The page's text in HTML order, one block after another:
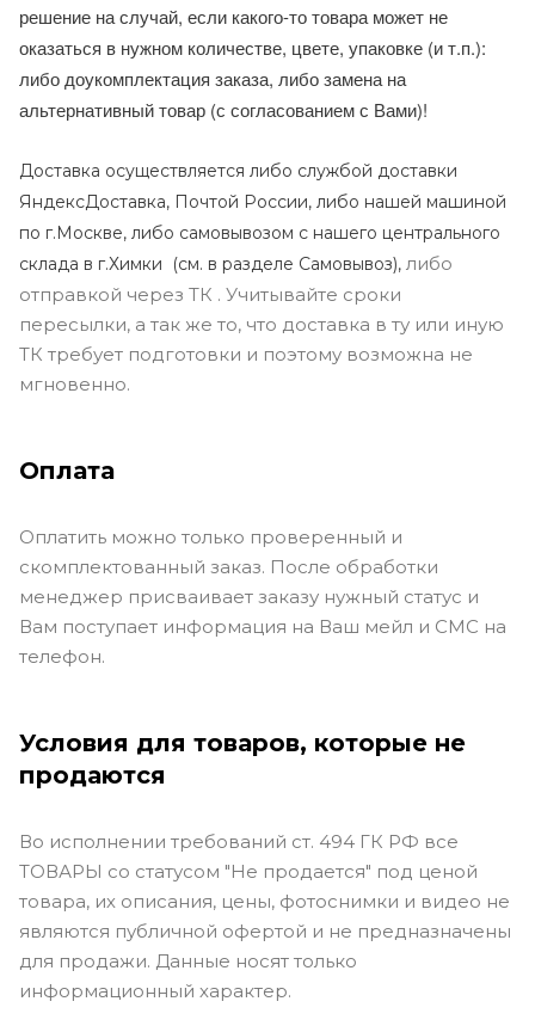
решение на случай, если какого-то товара может не
оказаться в нужном количестве, цвете, упаковке (и т.п.):
либо доукомплектация заказа, либо замена на
альтернативный товар (с согласованием с Вами)!
Доставка осуществляется либо службой доставки
ЯндексДоставка, Почтой России, либо нашей машиной
по г.Москве, либо самовывозом с нашего центрального
склада в г.Химки (см. в разделе Самовывоз), либо
отправкой через ТК . Учитывайте сроки
пересылки, а так же то, что доставка в ту или иную
ТК требует подготовки и поэтому возможна не
мгновенно.
Оплата
Оплатить можно только проверенный и
скомплектованный заказ. После обработки
менеджер присваивает заказу нужный статус и
Вам поступает информация на Ваш мейл и СМС на
телефон.
Условия для товаров, которые не
продаются
Во исполнении требований ст. 494 ГК РФ все
ТОВАРЫ со статусом "Не продается" под ценой
товара, их описания, цены, фотоснимки и видео не
являются публичной офертой и не предназначены
для продажи. Данные носят только
информационный характер.